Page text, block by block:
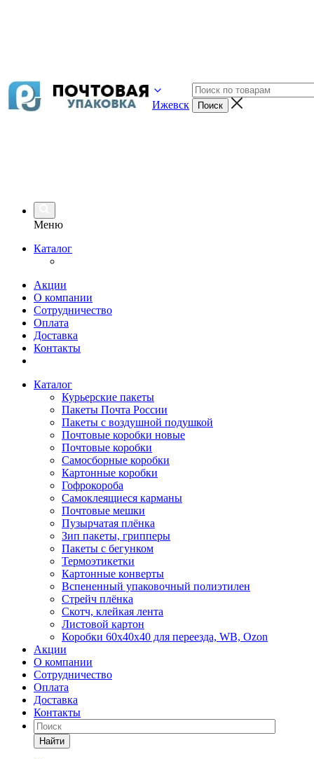
Ижевск
Меню
Каталог
Акции
О компании
Сотрудничество
Оплата
Доставка
Контакты
Каталог
Курьерские пакеты
Пакеты Почта России
Пакеты с воздушной подушкой
Почтовые коробки новые
Почтовые коробки
Самосборные коробки
Картонные коробки
Гофрокороба
Самоклеящиеся карманы
Почтовые мешки
Пузырчатая плёнка
Зип пакеты, грипперы
Пакеты с бегунком
Термоэтикетки
Картонные конверты
Вспененный упаковочный полиэтилен
Стрейч плёнка
Скотч, клейкая лента
Листовой картон
Коробки 60х40х40 для переезда, WB, Ozon
Акции
О компании
Сотрудничество
Оплата
Доставка
Контакты
Найти